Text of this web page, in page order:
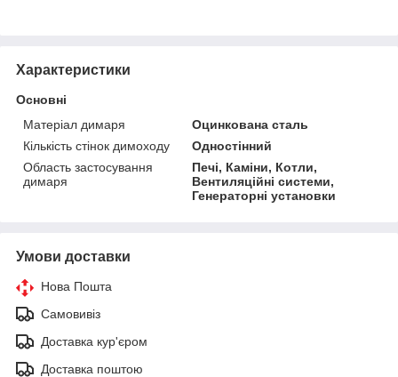
Характеристики
Основні
Матеріал димаря
Оцинкована сталь
Кількість стінок димоходу
Одностінний
Область застосування
димаря
Печі, Каміни, Котли,
Вентиляційні системи,
Генераторні установки
Умови доставки
Нова Пошта
Самовивіз
Доставка кур'єром
Доставка поштою